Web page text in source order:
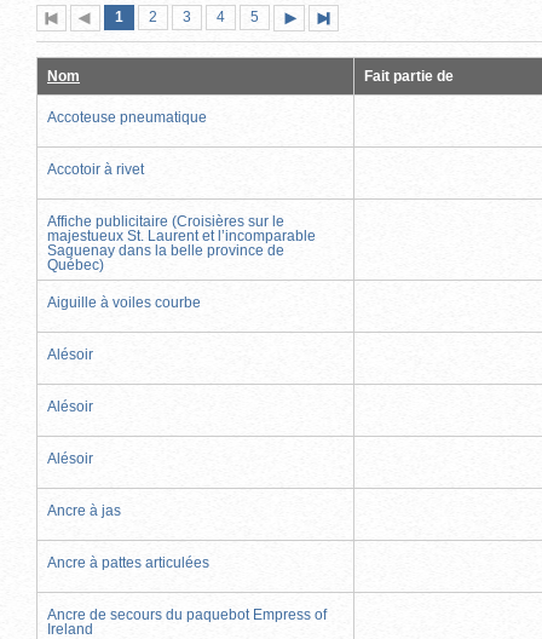
Première
page
Page
précédente
Page
1 (page
actuelle)
Page
2 Page
3 Page
4 Page
5
suivante
page
Nom Fait partie de
Accoteuse pneumatique
Accotoir à rivet
Affiche publicitaire (Croisières sur le
majestueux St. Laurent et l’incomparable
Saguenay dans la belle province de
Québec)
Aiguille à voiles courbe
Alésoir
Alésoir
Alésoir
Ancre à jas
Ancre à pattes articulées
Ancre de secours du paquebot Empress of
Ireland